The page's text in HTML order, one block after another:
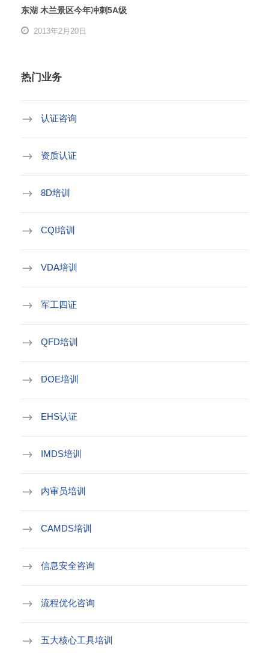
东湖 木兰景区今年冲刺5A级
2013年2月20日
热门业务
认证咨询
资质认证
8D培训
CQI培训
VDA培训
军工四证
QFD培训
DOE培训
EHS认证
IMDS培训
内审员培训
CAMDS培训
信息安全咨询
流程优化咨询
五大核心工具培训